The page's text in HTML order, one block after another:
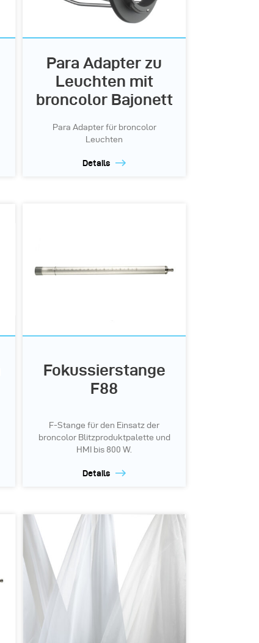
Para Adapter zu
Leuchten mit
broncolor Bajonett
Para Adapter für broncolor
Leuchten
Details
Fokussierstange
F88
F-Stange für den Einsatz der
broncolor Blitzproduktpalette und
HMI bis 800 W.
Details